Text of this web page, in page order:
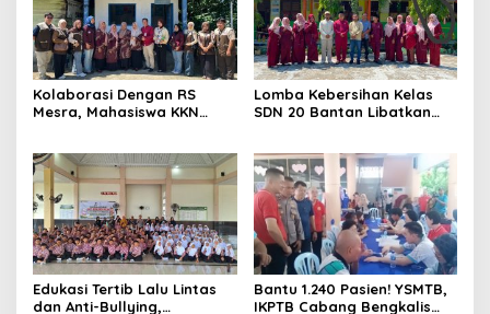
Kolaborasi Dengan RS
Mesra, Mahasiswa KKN
Posyandu Kampung Petas
Lomba Kebersihan Kelas
SDN 20 Bantan Libatkan
Edukasi Tertib Lalu Lintas
dan Anti-Bullying,
Bantu 1.240 Pasien! YSMTB,
IKPTB Cabang Bengkalis